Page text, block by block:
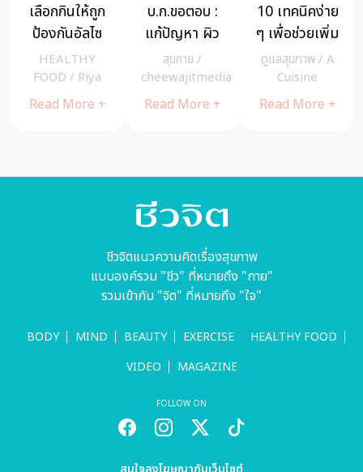
ก.ขอตอบ :
ปัญหา ผิว
ทอง ด้วย
นสมุนไพร
สุขกาย/
More +
10 เทคนิคง่าย
ๆ เพื่อช่วยเพิ่ม
การนอนอย่าง
มีประสิทธิภาพ
ดูแลสุขภาพ/A
Cuisine
Read More +
หัวใจเข้มแข็ง
อารมณ์แจ่มใส
จิตใจงดงาม
สไตล์ คุณตุ๊ก
– ชนกวนันท์
สุขกาย/
cheewajitmedia
Read More +
” ก
ชีวจิตแนวความคิดเรื่องสุขภาพ
แบบองค์รวม "ชีว" ที่หมายถึง "กาย"
รวมเข้ากับ "จิต" ที่หมายถึง "ใจ"
BODY MIND BEAUTY EXERCISE
HEALTHY FOOD
VIDEO
MAGAZINE
FOLLOW ON